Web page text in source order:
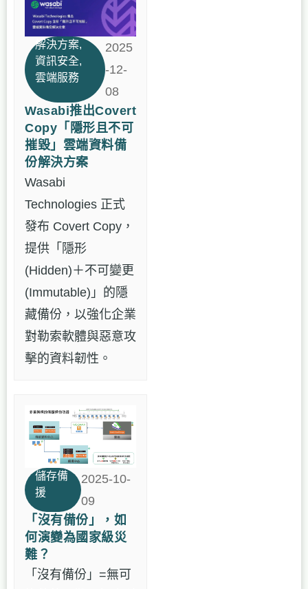
解決方案,
資訊安全,
雲端服務
2025
-12-
08
Wasabi推出Covert
Copy「隱形且不可
摧毀」雲端資料備
份解決方案
Wasabi
Technologies 正式
發布 Covert Copy，
提供「隱形
(Hidden)＋不可變更
(Immutable)」的隱
藏備份，以強化企業
對勒索軟體與惡意攻
擊的資料韌性。
儲存備
援
2025-10-
09
「沒有備份」，如
何演變為國家級災
難？
「沒有備份」=無可